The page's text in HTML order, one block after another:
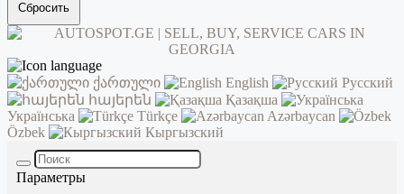
Сбросить
ქართული English
Русский
հայերեն
Қазақша
Українська
Türkçe
Azərbaycan
Özbek
Кыргызский
Параметры